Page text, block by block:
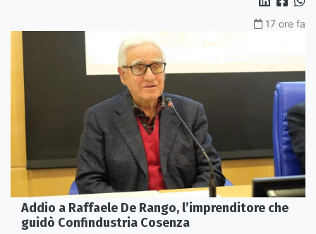
17 ore fa
Addio a Raffaele De Rango, l’imprenditore che
guidò Confindustria Cosenza